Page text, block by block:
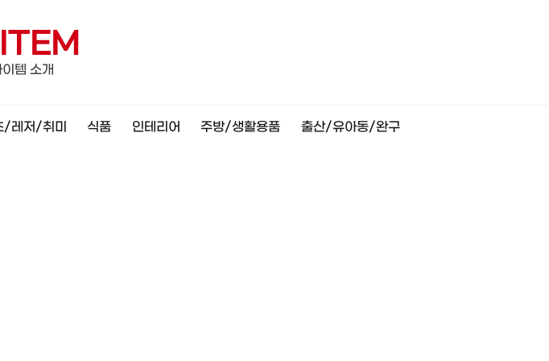
템 소개
/레저/취미 식품 인테리어 주방/생활용품 출산/유아동/완구